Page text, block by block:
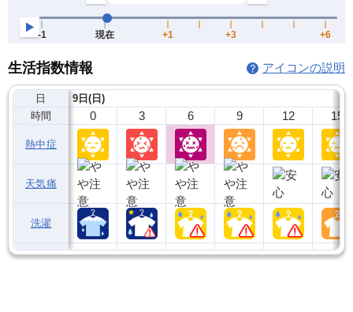
生活指数情報 アイコンの説明
日
時間
熱中症
天気痛
洗濯
9日(日)
0 3 6 9 12 15